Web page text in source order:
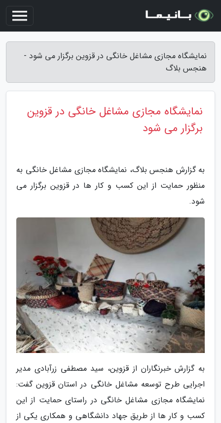
نمایشگاه مجازی مشاغل خانگی در قزوین برگزار می شود -
هنجس بلاگ
نمایشگاه مجازی مشاغل خانگی در قزوین
برگزار می شود
به گزارش هنجس بلاگ، نمایشگاه مجازی مشاغل خانگی به
منظور حمایت از این کسب و کار ها در قزوین برگزار می
شود.
به گزارش خبرنگاران از قزوین، سید مصطفی زرآبادی مدیر
اجرایی طرح توسعه مشاغل خانگی در استان قزوین گفت:
نمایشگاه مجازی مشاغل خانگی در راستای حمایت از این
کسب و کار ها از طریق جهاد دانشگاهی و همکاری یکی از